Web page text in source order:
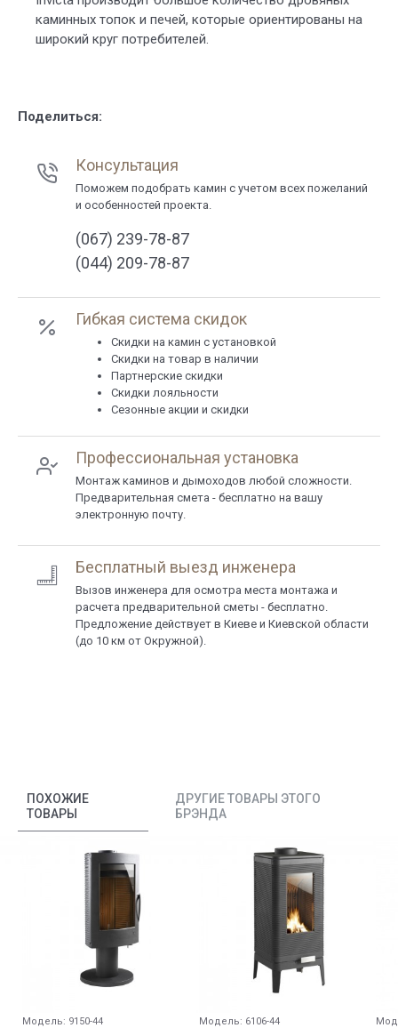
каминных топок и печей, которые ориентированы на
широкий круг потребителей.
Поделиться:
Консультация
Поможем подобрать камин с учетом всех пожеланий
и особенностей проекта.
(067) 239-78-87
(044) 209-78-87
Гибкая система скидок
Cкидки на камин с установкой
Скидки на товар в наличии
Партнерские скидки
Скидки лояльности
Сезонные акции и скидки
Профессиональная установка
Монтаж каминов и дымоходов любой сложности.
Предварительная смета - бесплатно на вашу
электронную почту.
Бесплатный выезд инженера
Вызов инженера для осмотра места монтажа и
расчета предварительной сметы - бесплатно.
Предложение действует в Киеве и Киевской области
(до 10 км от Окружной).
ПОХОЖИЕ
ТОВАРЫ
ДРУГИЕ ТОВАРЫ ЭТОГО
БРЭНДА
Модель: 9150-44 Модель: 6106-44